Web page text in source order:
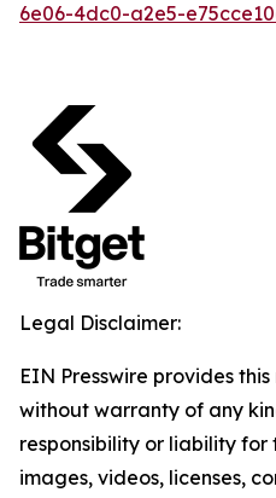
6e06-4dc0-a2e5-
Legal Disclaimer:
EIN Presswire provides
without warranty of any
responsibility or liability
images, videos, licenses,